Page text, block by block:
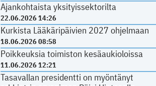
Ajankohtaista yksityissektorilta
22.06.2026 14:26
Kurkista Lääkäripäivien 2027 ohjelmaan
18.06.2026 08:58
Poikkeuksia toimiston kesäaukioloissa
11.06.2026 12:21
Tasavallan presidentti on myöntänyt